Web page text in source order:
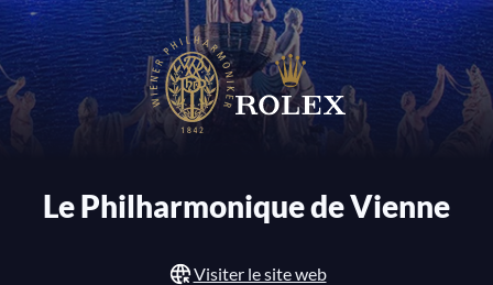
Le Philharmonique de Vienne
Visiter le site web